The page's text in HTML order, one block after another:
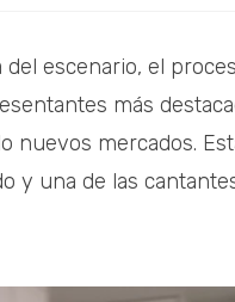
escenario, el
más
nuevos mercados.
y una de las